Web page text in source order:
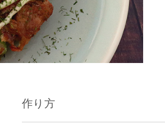
作り方